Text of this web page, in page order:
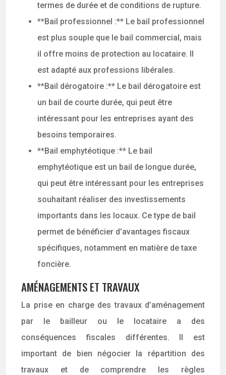
termes de durée et de conditions de rupture.
**Bail professionnel :** Le bail professionnel
est plus souple que le bail commercial, mais
il offre moins de protection au locataire. Il
est adapté aux professions libérales.
**Bail dérogatoire :** Le bail dérogatoire est
un bail de courte durée, qui peut être
intéressant pour les entreprises ayant des
besoins temporaires.
**Bail emphytéotique :** Le bail
emphytéotique est un bail de longue durée,
qui peut être intéressant pour les entreprises
souhaitant réaliser des investissements
importants dans les locaux. Ce type de bail
permet de bénéficier d’avantages fiscaux
spécifiques, notamment en matière de taxe
foncière.
AMÉNAGEMENTS ET TRAVAUX
La prise en charge des travaux d’aménagement
par le bailleur ou le locataire a des
conséquences fiscales différentes. Il est
important de bien négocier la répartition des
travaux et de comprendre les règles